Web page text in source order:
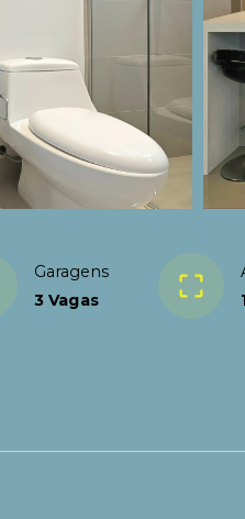
Garagens
3 Vagas